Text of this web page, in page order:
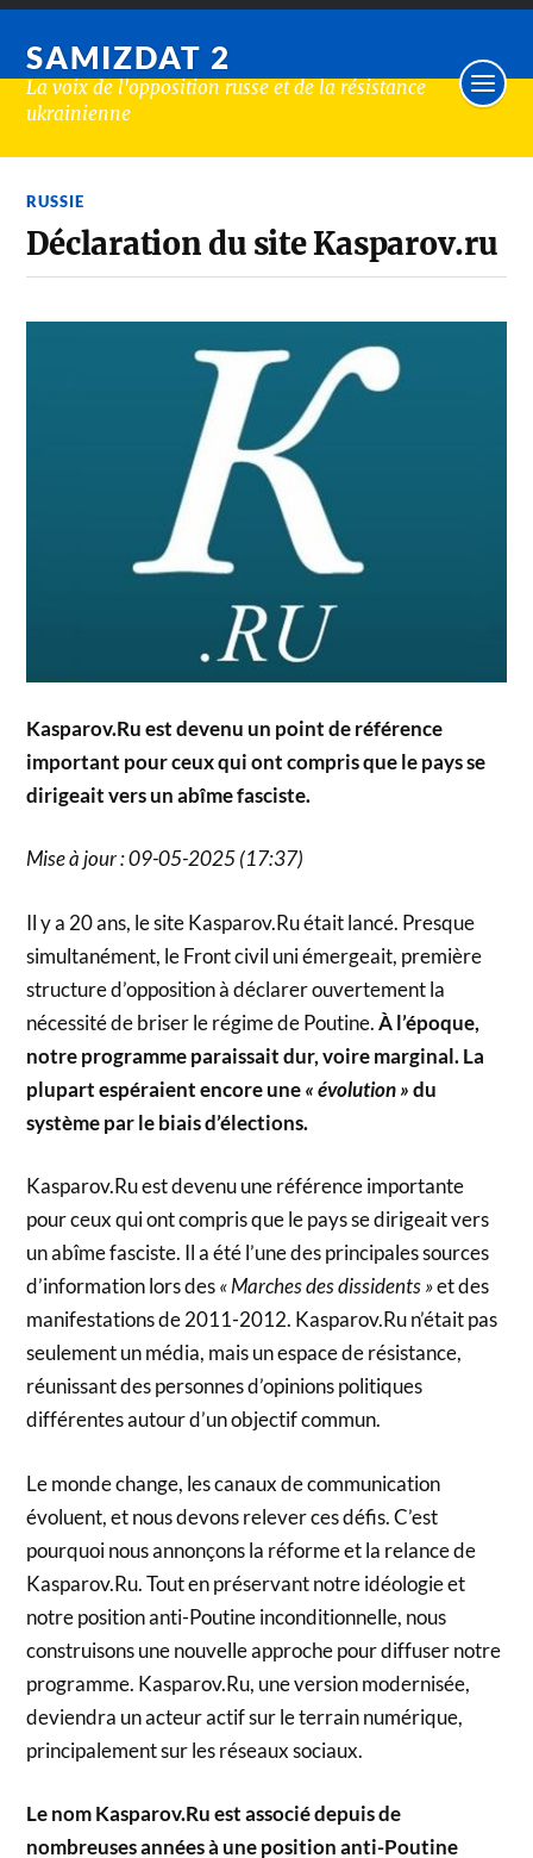
SAMIZDAT 2
La voix de l'opposition russe et de la résistance
ukrainienne
RUSSIE
Déclaration du site Kasparov.ru
Kasparov.Ru est devenu un point de référence
important pour ceux qui ont compris que le pays se
dirigeait vers un abîme fasciste.
Mise à jour : 09-05-2025 (17:37)
Il y a 20 ans, le site Kasparov.Ru était lancé. Presque
simultanément, le Front civil uni émergeait, première
structure d’opposition à déclarer ouvertement la
nécessité de briser le régime de Poutine.À l’époque,
notre programme paraissait dur, voire marginal. La
plupart espéraient encore une« évolution »du
système par le biais d’élections.
Kasparov.Ru est devenu une référence importante
pour ceux qui ont compris que le pays se dirigeait vers
un abîme fasciste. Il a été l’une des principales sources
d’information lors des« Marches des dissidents »et des
manifestations de 2011-2012. Kasparov.Ru n’était pas
seulement un média, mais un espace de résistance,
réunissant des personnes d’opinions politiques
différentes autour d’un objectif commun.
Le monde change, les canaux de communication
évoluent, et nous devons relever ces défis. C’est
pourquoi nous annonçons la réforme et la relance de
Kasparov.Ru. Tout en préservant notre idéologie et
notre position anti-Poutine inconditionnelle, nous
construisons une nouvelle approche pour diffuser notre
programme. Kasparov.Ru, une version modernisée,
deviendra un acteur actif sur le terrain numérique,
principalement sur les réseaux sociaux.
Le nom Kasparov.Ru est associé depuis de
nombreuses années à une position anti-Poutine